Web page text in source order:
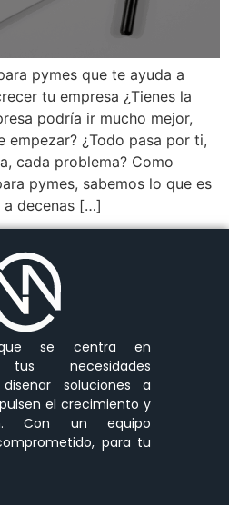
pymes que te ayuda a
tu empresa ¿Tienes la
podría ir mucho mejor,
empezar? ¿Todo pasa por ti,
cada problema? Como
pymes, sabemos lo que es
a decenas […]
se centra en
tus necesidades
soluciones a
el crecimiento y
Con un equipo
para tu